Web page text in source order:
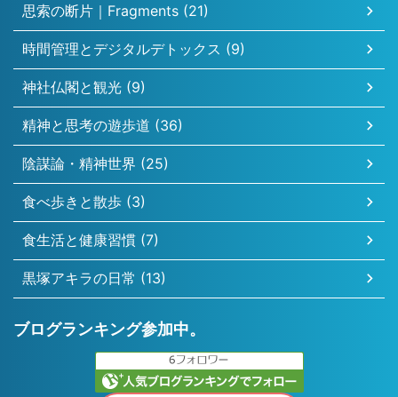
思索の断片｜Fragments (21)
時間管理とデジタルデトックス (9)
神社仏閣と観光 (9)
精神と思考の遊歩道 (36)
陰謀論・精神世界 (25)
食べ歩きと散歩 (3)
食生活と健康習慣 (7)
黒塚アキラの日常 (13)
ブログランキング参加中。